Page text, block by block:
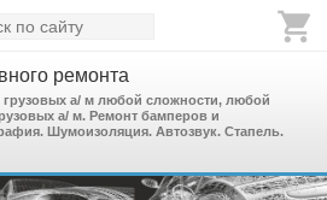
ремонта
а/ м любой сложности, любой
а/ м. Ремонт бамперов и
Шумоизоляция. Автозвук. Стапель.